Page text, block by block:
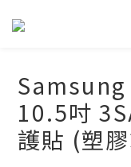
10.5吋
護貼 (塑